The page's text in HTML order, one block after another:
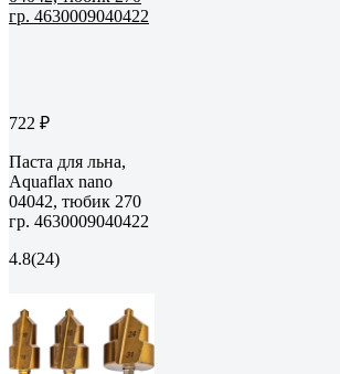
722 ₽
Паста для льна,
Aquaflax nano
04042, тюбик 270
гр. 4630009040422
4.8(24)